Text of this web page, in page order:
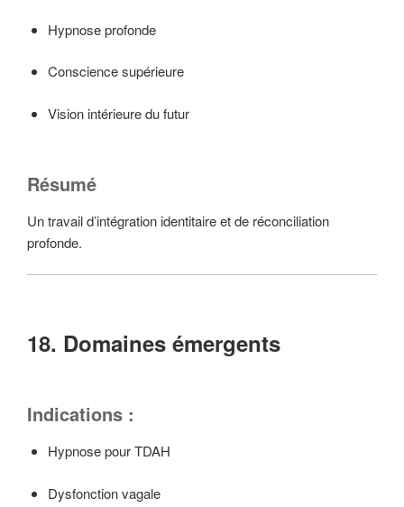
Hypnose profonde
Conscience supérieure
Vision intérieure du futur
Résumé
Un travail d’intégration identitaire et de réconciliation
profonde.
18. Domaines émergents
Indications :
Hypnose pour TDAH
Dysfonction vagale